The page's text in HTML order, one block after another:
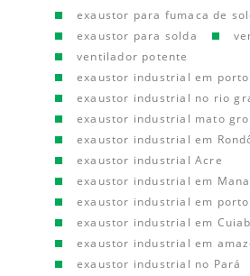
exaustor para fumaca de
exaustor para solda
ventilador potente
exaustor industrial em
exaustor industrial no rio
exaustor industrial mato
exaustor industrial em
exaustor industrial Acre
exaustor industrial em
exaustor industrial em
exaustor industrial em
exaustor industrial em
exaustor industrial no Pará